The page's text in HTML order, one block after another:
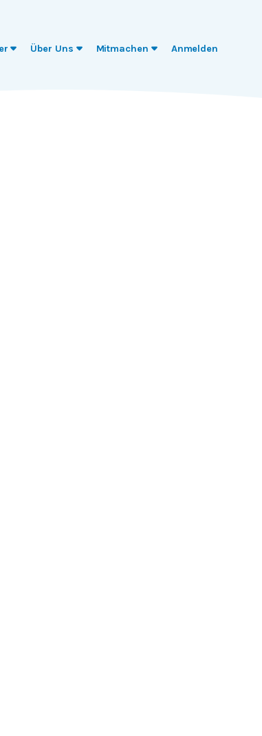
Über Uns Mitmachen Anmelden